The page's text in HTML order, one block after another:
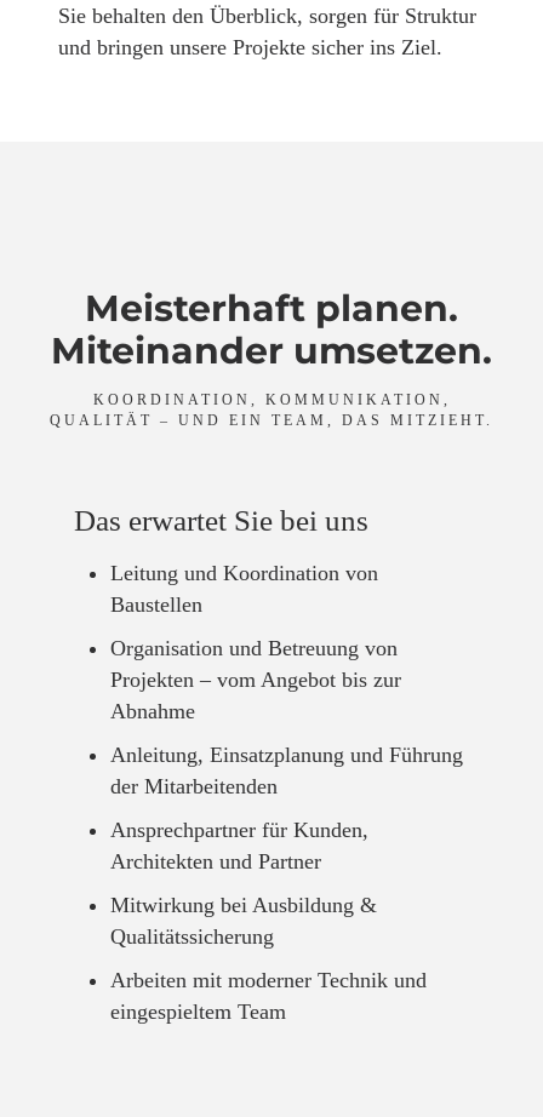
Sie behalten den Überblick, sorgen für Struktur
und bringen unsere Projekte sicher ins Ziel.
Meisterhaft planen.
Miteinander umsetzen.
KOORDINATION, KOMMUNIKATION,
QUALITÄT – UND EIN TEAM, DAS MITZIEHT.
Das erwartet Sie bei uns
Leitung und Koordination von
Baustellen
Organisation und Betreuung von
Projekten – vom Angebot bis zur
Abnahme
Anleitung, Einsatzplanung und Führung
der Mitarbeitenden
Ansprechpartner für Kunden,
Architekten und Partner
Mitwirkung bei Ausbildung &
Qualitätssicherung
Arbeiten mit moderner Technik und
eingespieltem Team